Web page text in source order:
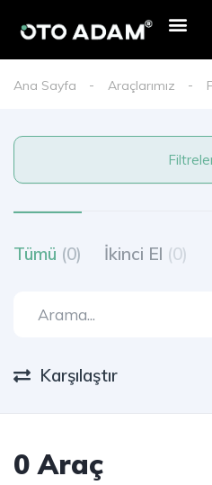
Ana Sayfa Araçlarımız
Tümü (0) İkinci El (0)
Karşılaştır
0 Araç